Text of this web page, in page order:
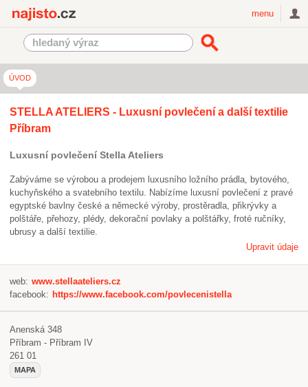
menu
ÚVOD
STELLA ATELIERS - Luxusní povlečení a další textilie
Příbram
Luxusní povlečení Stella Ateliers
Zabýváme se výrobou a prodejem luxusního ložního prádla, bytového,
kuchyňského a svatebního textilu. Nabízíme luxusní povlečení z pravé
egyptské bavlny české a německé výroby, prostěradla, přikrývky a
polštáře, přehozy, plédy, dekorační povlaky a polštářky, froté ručníky,
ubrusy a další textilie.
Upravit údaje
web: www.stellaateliers.cz
facebook: https://www.facebook.com/povlecenistella
Anenská 348
Příbram - Příbram IV
261 01
MAPA